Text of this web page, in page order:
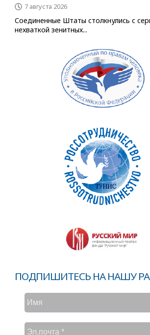
7 августа 2026
Соединенные Штаты столкнулись с
нехваткой зенитных...
ПОДПИШИТЕСЬ НА НАШУ